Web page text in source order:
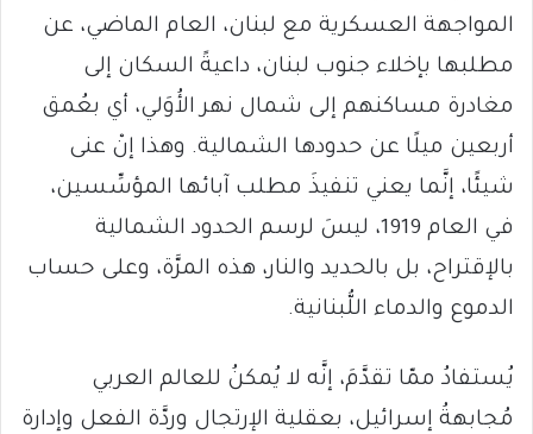
المواجهة العسكرية مع لبنان، العام الماضي، عن
مطلبها بإخلاء جنوب لبنان، داعيةً السكان إلى
مغادرة مساكنهم إلى شمال نهر الأُوَلي، أي بعُمق
أربعين ميلًا عن حدودها الشمالية. وهذا إنْ عنى
شيئًا، إنَّما يعني تنفيذَ مطلب آبائها المؤسِّسين،
في العام 1919، ليسَ لرسم الحدود الشمالية
بالإقتراح، بل بالحديد والنار، هذه المرَّة، وعلى حساب
الدموع والدماء اللُّبنانية.
يُستفادُ ممّا تقدَّمَ، إنَّه لا يُمكنُ للعالم العربي
مُجابهةُ إسرائيل، بعقلية الإرتجال وردَّة الفعل وإدارة